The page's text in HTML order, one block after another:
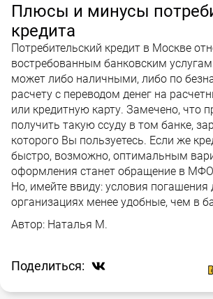
Плюсы и минусы
кредита
Потребительский кредит в Москве
востребованным банковским
может либо наличными, либо по
расчету с переводом денег на
или кредитную карту. Замечено, что
получить такую ссуду в том банке,
которого Вы пользуетесь. Если же
быстро, возможно, оптимальным
оформления станет обращение в
Но, имейте ввиду: условия погашения
организациях менее удобные, чем в
Автор: Наталья М.
Поделиться: